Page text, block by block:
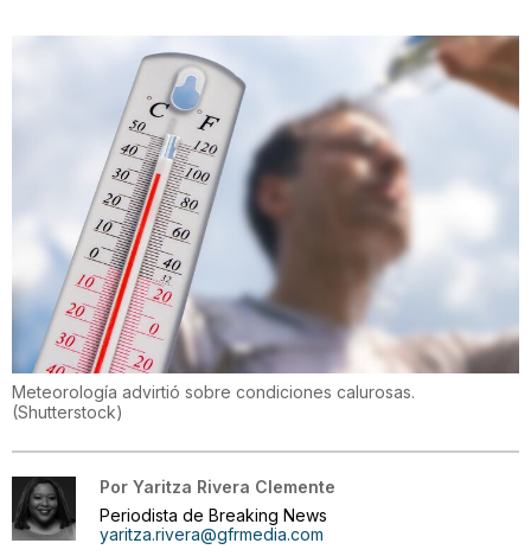
Meteorología advirtió sobre condiciones calurosas.
(Shutterstock)
Por Yaritza Rivera Clemente
Periodista de Breaking News
yaritza.rivera@gfrmedia.com